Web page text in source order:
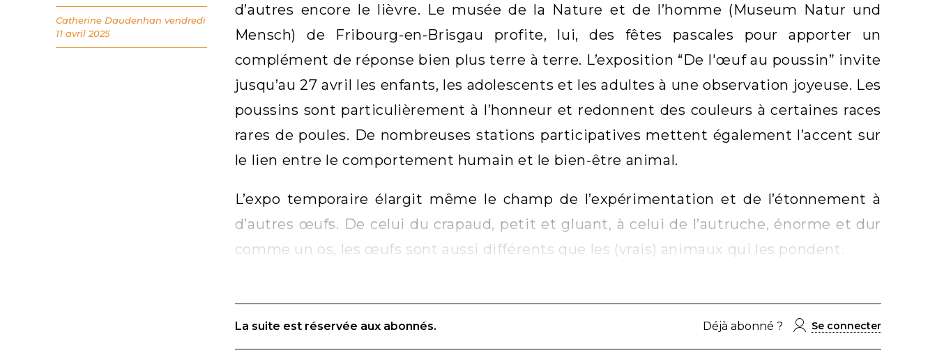
d’autres encore le lièvre. Le musée de la Nature et de l’homme (Museum Natur und
Mensch) de Fribourg-en-Brisgau profite, lui, des fêtes pascales pour apporter un
complément de réponse bien plus terre à terre. L’exposition “De l'œuf au poussin” invite
jusqu’au 27 avril les enfants, les adolescents et les adultes à une observation joyeuse. Les
poussins sont particulièrement à l’honneur et redonnent des couleurs à certaines races
rares de poules. De nombreuses stations participatives mettent également l’accent sur
le lien entre le comportement humain et le bien-être animal.
L’expo temporaire élargit même le champ de l’expérimentation et de l’étonnement à
d’autres œufs. De celui du crapaud, petit et gluant, à celui de l’autruche, énorme et dur
comme un os, les œufs sont aussi différents que les (vrais) animaux qui les pondent.
La suite est réservée aux abonnés. Déjà abonné ? Se connecter
Catherine Daudenhan vendredi
11 avril 2025